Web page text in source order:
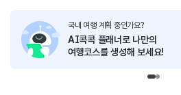
국내 여행 계획 중인가요?
AI콕콕 플래너로 나만의
여행코스를 생성해 보세요!